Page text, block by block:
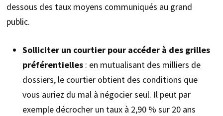
dessous des taux moyens communiqués au grand
public.
Solliciter un courtier pour accéder à des grilles
préférentielles: en mutualisant des milliers de
dossiers, le courtier obtient des conditions que
vous auriez du mal à négocier seul. Il peut par
exemple décrocher un taux à 2,90 % sur 20 ans